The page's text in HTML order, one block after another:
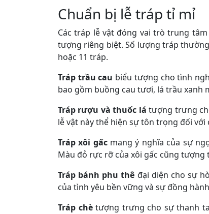
Chuẩn bị lễ tráp tỉ mỉ
Các tráp lễ vật đóng vai trò trung
tượng riêng biệt. Số lượng tráp
hoặc 11 tráp.
Tráp trầu cau biểu tượng cho tình
bao gồm buồng cau tươi, lá trầu xanh
Tráp rượu và thuốc lá tượng trưng
lễ vật này thể hiện sự tôn trọng đối
Tráp xôi gấcmang ý nghĩa của sự
Màu đỏ rực rỡ của xôi gấc cũng
Tráp bánh phu thê đại diện cho sự
của tình yêu bền vững và sự đồng
Tráp chètượng trưng cho sự thanh